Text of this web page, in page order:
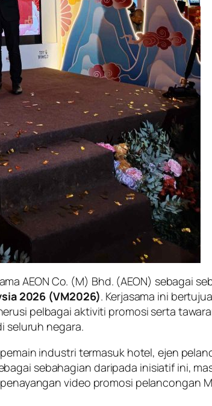
AEON Co. (M) Bhd. (AEON) sebagai
2026 (VM2026). Kerjasama ini
pelbagai aktiviti promosi serta
seluruh negara.
industri termasuk hotel, ejen
sebahagian daripada inisiatif ini,
video promosi pelancongan